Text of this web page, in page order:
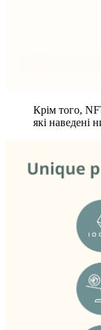
Крім того,
які наведені